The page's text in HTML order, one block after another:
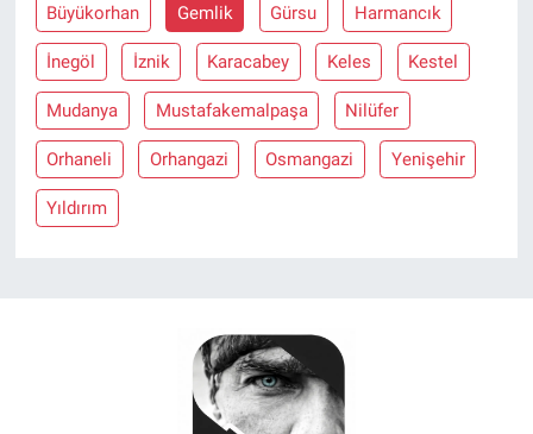
Büyükorhan Gemlik Gürsu Harmancık
İnegöl İznik Karacabey Keles Kestel
Mudanya Mustafakemalpaşa Nilüfer
Orhaneli Orhangazi Osmangazi Yenişehir
Yıldırım